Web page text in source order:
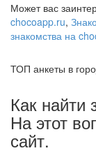
Может вас
chocoapp.ru,
знакомства на
ТОП анкеты в
Как найти
На этот
сайт.